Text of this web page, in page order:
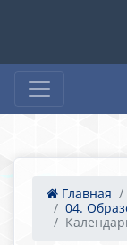
Главная
04.